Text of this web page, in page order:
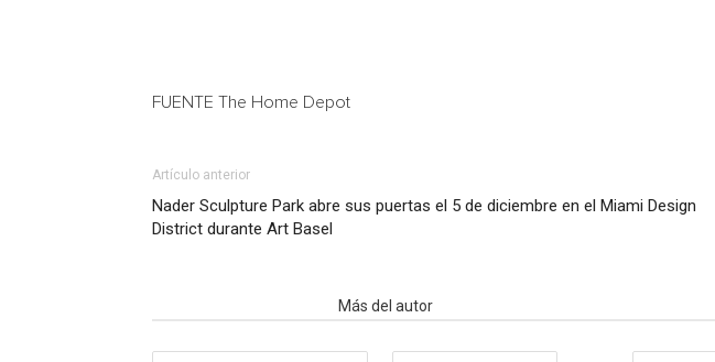
FUENTE The Home Depot
Artículo anterior
Nader Sculpture Park abre sus puertas el 5 de diciembre en el Miami Design
District durante Art Basel
Más del autor